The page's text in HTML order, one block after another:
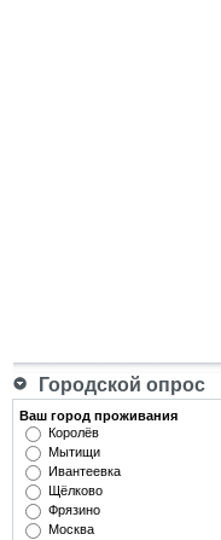
Городской опрос
Ваш город проживания
Королёв
Мытищи
Ивантеевка
Щёлково
Фрязино
Москва